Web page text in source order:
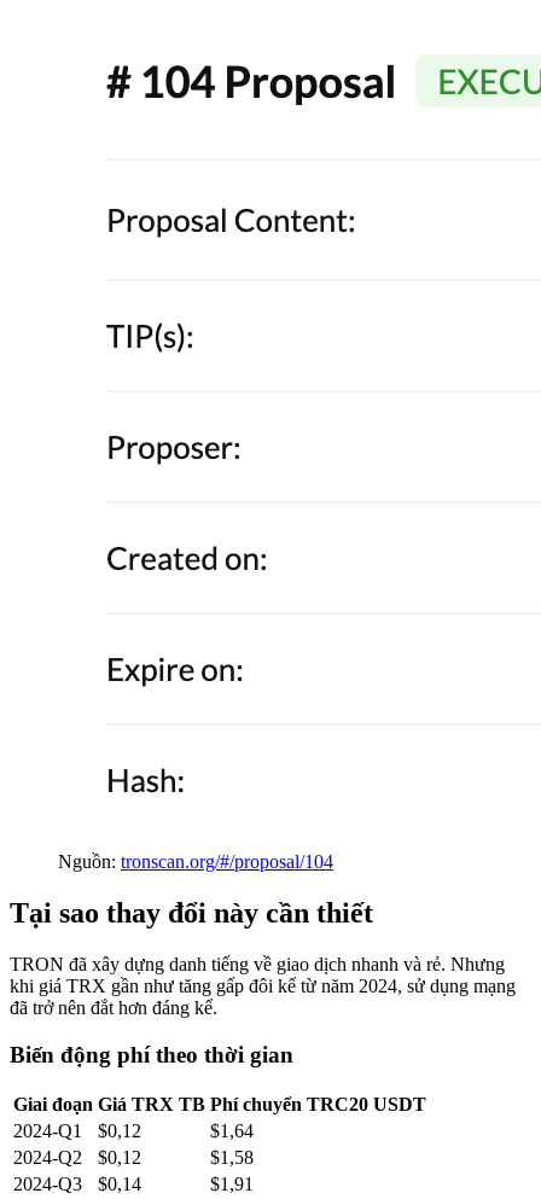
Nguồn: tronscan.org/#/proposal/104
Tại sao thay đổi này cần thiết
TRON đã xây dựng danh tiếng về giao dịch nhanh và rẻ. Nhưng
khi giá TRX gần như tăng gấp đôi kể từ năm 2024, sử dụng mạng
đã trở nên đắt hơn đáng kể.
Biến động phí theo thời gian
Giai đoạn Giá TRX TB Phí chuyển TRC20 USDT
2024-Q1
$0,12
$1,64
2024-Q2
$0,12
$1,58
2024-Q3
$0,14
$1,91